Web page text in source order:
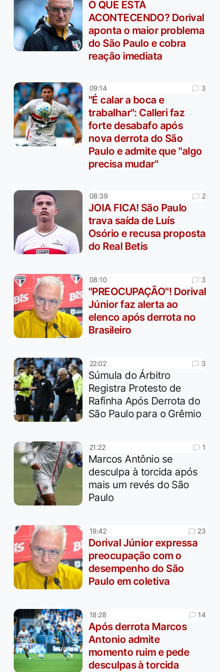
O QUE ESTÁ
ACONTECENDO? Dorival
aponta o maior problema
do São Paulo e cobra
reação imediata
09:14 3
"É calar a boca e
trabalhar": Calleri faz
forte desabafo após
nova derrota do São
Paulo e admite que "algo
precisa mudar"
08:39 2
JOIA FICA! São Paulo
trava saída de Luís
Osório e recusa proposta
do Real Betis
08:10 3
"PREOCUPAÇÃO"! Dorival
Júnior faz alerta ao
elenco após derrota no
Brasileiro
22:02 3
Súmula do Árbitro
Registra Protesto de
Rafinha Após Derrota do
São Paulo para o Grêmio
21:22 1
Marcos Antônio se
desculpa à torcida após
mais um revés do São
Paulo
19:42 23
Dorival Júnior expressa
preocupação com o
desempenho do São
Paulo em coletiva
18:28 14
Após derrota Marcos
Antonio admite
momento ruim e pede
desculpas à torcida